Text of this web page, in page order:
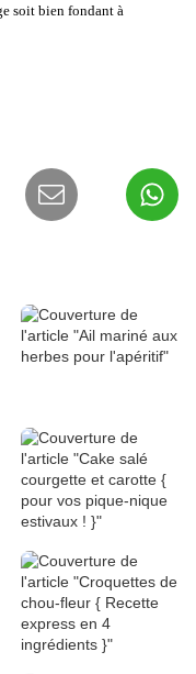
soit bien fondant à